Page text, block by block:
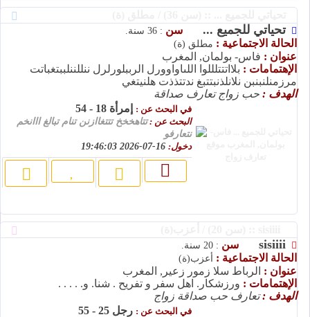
تحياتي للجميع ... سن : 36 سنة.
الحالة الاجتماعية : مطلق (ة)
عنوان : فاس- بولمان, المغرب
الإهتمامات : بلااتتتلللوا اللىاواوورل الرببلورلرل ننللننلببتغباتت
مرزمنلنبنبن نلانلذنبتتبغ ندتتذذت هلنيتغي
الهدف : حب زواج تعارف صداقة
في البحث عن : إمرأة 18 - 54
البحث عن :تتاهخخخ تتتغاازنن تنام تبالغ ااانخم
نتعارفو
دخول:
sisiiii سن : 20 سنة.
الحالة الاجتماعية : أعزب(ة)
عنوان : الرباط سلا زمور زعير, المغرب
الإهتمامات : ورزشکار. اهل سفر و تفریح . شنا. و. . . . .
الهدف :تعارف حب صداقة زواج
في البحث عن : رجل 25 - 55